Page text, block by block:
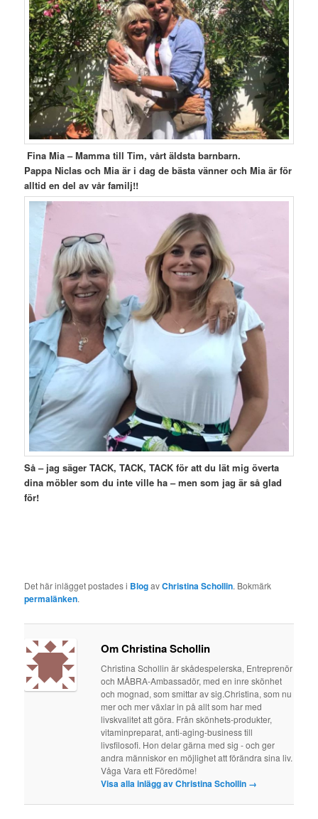
Fina Mia – Mamma till Tim, vårt äldsta barnbarn.
PappaNiclas och Mia är i dag de bästa vänner och Mia är för
alltid en del av vår familj!!
Så – jag säger TACK, TACK, TACK för att du lät mig överta
dina möbler som du inte ville ha – men som jag är så glad
för!
Det här inlägget postades i BlogavChristina Schollin. Bokmärk
permalänken.
Om Christina Schollin
Christina Schollin är skådespelerska, Entreprenör
och MÅBRA-Ambassadör, med en inre skönhet
och mognad, som smittar av sig.Christina, som nu
mer och mer växlar in på allt som har med
livskvalitet att göra. Från skönhets-produkter,
vitaminpreparat, anti-aging-business till
livsfilosofi. Hon delar gärna med sig - och ger
andra människor en möjlighet att förändra sina liv.
Våga Vara ett Föredöme!
Visa alla inlägg av Christina Schollin →